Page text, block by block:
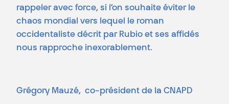
rappeler avec force, si l’on souhaite éviter le
chaos mondial vers lequel le roman
occidentaliste décrit par Rubio et ses affidés
nous rapproche inexorablement.
Grégory Mauzé, co-président de la CNAPD